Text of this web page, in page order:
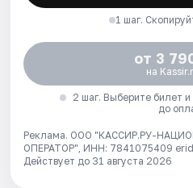
1 шаг.
от 3
на
2 шаг. Выберите билет
до
Реклама. ООО "КАССИР.РУ-
ОПЕРАТОР", ИНН: 7841075409
Действует до 31 августа 2026